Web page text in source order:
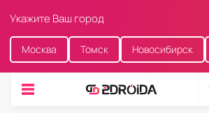
Укажите Ваш город
Москва Томск Новосибирск